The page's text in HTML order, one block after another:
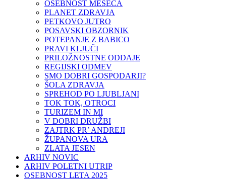
OSEBNOST MESECA
PLANET ZDRAVJA
PETKOVO JUTRO
POSAVSKI OBZORNIK
POTEPANJE Z BABICO
PRAVI KLJUČI
PRILOŽNOSTNE ODDAJE
REGIJSKI ODMEV
SMO DOBRI GOSPODARJI?
ŠOLA ZDRAVJA
SPREHOD PO LJUBLJANI
TOK TOK, OTROCI
TURIZEM IN MI
V DOBRI DRUŽBI
ZAJTRK PR’ ANDREJI
ŽUPANOVA URA
ZLATA JESEN
ARHIV NOVIC
ARHIV POLETNI UTRIP
OSEBNOST LETA 2025